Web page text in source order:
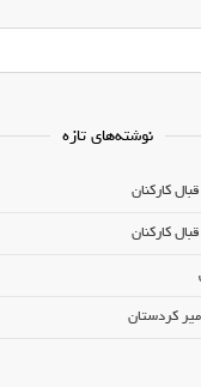
نوشته‌های تازه
کارکنان
کارکنان
کردستان